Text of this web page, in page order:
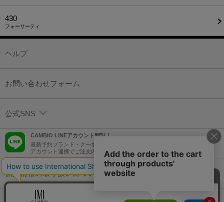
430
フォーサーティ
ヘルプ
お問い合わせフォーム
公式SNS
CAMBIO LINEアカウント開設！
最新予約ブランド・クーポン情報などを配信！
アカウント連携でご注文内容をLINEでも確認可能！
個人情報の取り扱いについて